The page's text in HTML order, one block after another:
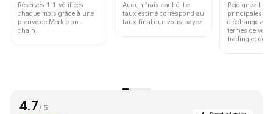
Réserves 1:1 vérifiées
chaque mois grâce à une
preuve de Merkle on-
chain.
Aucun frais caché. Le
taux estimé correspond au
taux final que vous payez.
Rejoignez
principales
d'échange au
termes de
trading et de
4.7 / 5